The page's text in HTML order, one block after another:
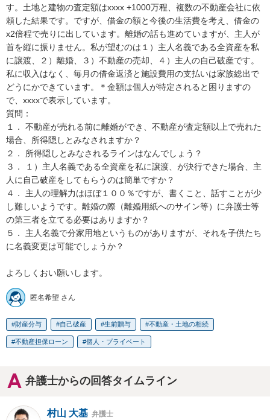
す。土地と建物の査定額はxxxx +1000万程、複数の不動産会社に依
頼した結果です。ですが、借金の額と今後の生活費を考え、借金の
x2倍程で売りに出しています。離婚の話も進めていますが、主人が
首を縦に振りません。私が望むのは１）主人名義である全資産を私
に譲渡、２）離婚、３）不動産の売却、４）主人の自己破産です。
私に収入はなく、毎月の借金返済と施設費用の支払いは家族総出で
どうにかできています。＊金額は個人が特定されると困りますの
で、xxxxで表示しています。
質問：
１．	不動産が売れる前に離婚ができ、不動産が査定額以上で売れた
場合、所得隠しとみなされますか？
２．	所得隠しとみなされるラインはなんでしょう？
３．	１）主人名義である全資産を私に譲渡、が決行できた場合、主
人に自己破産をしてもらうのは簡単ですか？
４．	主人の理解力はほぼ１００％ですが、書くこと、話すことが少
し難しいようです。離婚の際（離婚用紙へのサイン等）に弁護士等
の第三者を立てる必要はありますか？
５．	主人名義で分家用地というものがありますが、それを子供たち
に名義変更は可能でしょうか？
よろしくおい願いします。
匿名希望 さん
財産分与 自己破産 生前贈与 不動産・土地の相続
不動産担保ローン 個人・プライベート
弁護士からの回答タイムライン
村山 大基 弁護士